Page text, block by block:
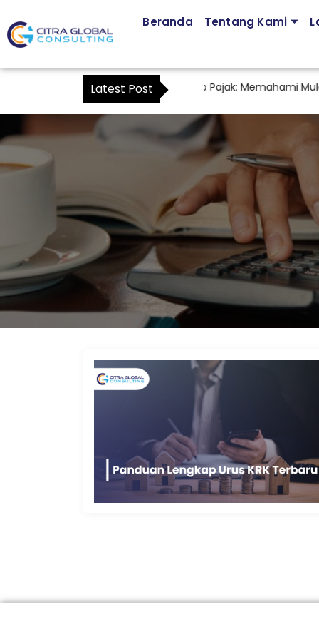
Beranda Tentang Kami
Latest Post
Jasa Pendampingan Kuasa Wajib Pajak: Memahami Mulai